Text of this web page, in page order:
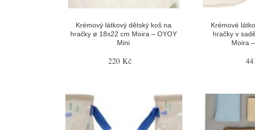
Krémový látkový dětský koš na
hračky ø 18x22 cm Moira – OYOY
Mini
220 Kč
Krémové
hračky v
Moira